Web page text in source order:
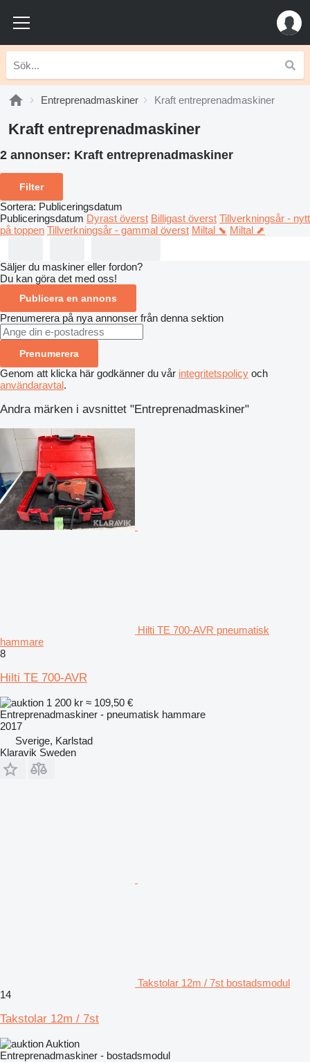
Entreprenadmaskiner Kraft entreprenadmaskiner
Kraft entreprenadmaskiner
2 annonser: Kraft entreprenadmaskiner
Filter
Sortera: Publiceringsdatum
Publiceringsdatum Dyrast överst Billigast överst Tillverkningsår - nytt
på toppen Tillverkningsår - gammal överst Miltal ⬊ Miltal ⬈
Säljer du maskiner eller fordon?
Du kan göra det med oss!
Publicera en annons
Prenumerera på nya annonser från denna sektion
Prenumerera
Genom att klicka här godkänner du vår integritetspolicy och
användaravtal.
Andra märken i avsnittet "Entreprenadmaskiner"
Hilti TE 700-AVR pneumatisk
hammare
8
Hilti TE 700-AVR
1 200 kr ≈ 109,50 €
Entreprenadmaskiner - pneumatisk hammare
2017
Sverige, Karlstad
Klaravik Sweden
Takstolar 12m / 7st bostadsmodul
14
Takstolar 12m / 7st
Auktion
Entreprenadmaskiner - bostadsmodul